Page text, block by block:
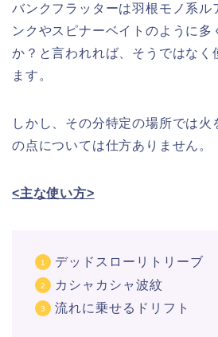
バンクフラッターは羽根モノ系ル
ンクやスピナーベイトのように多
か？と言われれば、そうではなく
ます。
しかし、その分特定の場所では火
の点については仕方ありません。
<主な使い方>
デッドスローリトリーブ
カシャカシャ波紋
流れに乗せるドリフト